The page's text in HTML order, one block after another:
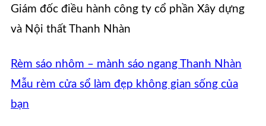
Giám đốc điều hành công ty cổ phần Xây dựng
và Nội thất Thanh Nhàn
Rèm sáo nhôm – mành sáo ngang Thanh Nhàn
Mẫu rèm cửa sổ làm đẹp không gian sống của
bạn